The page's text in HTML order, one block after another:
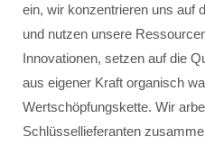
ein, wir konzentrieren uns auf
und nutzen unsere
Innovationen, setzen auf die
aus eigener Kraft organisch
Wertschöpfungskette. Wir
Schlüssellieferanten